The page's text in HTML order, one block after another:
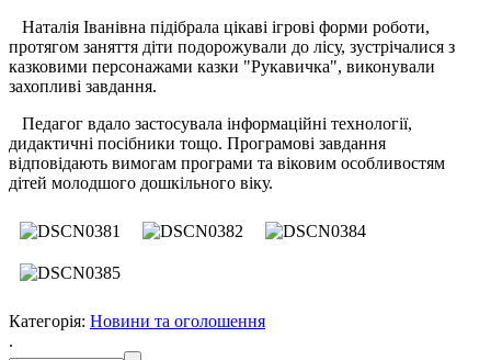
Наталія Іванівна підібрала цікаві ігрові форми роботи,
протягом заняття діти подорожували до лісу, зустрічалися з
казковими персонажами казки "Рукавичка", виконували
захопливі завдання.
Педагог вдало застосувала інформаційні технології,
дидактичні посібники тощо. Програмові завдання
відповідають вимогам програми та віковим особливостям
дітей молодшого дошкільного віку.
Категорія: Новини та оголошення
.